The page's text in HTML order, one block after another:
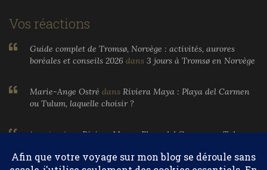
Vos réactions
Guide complet de Tromsø, Norvège : activités, aurores
boréales et conseils 2026 dans 3 jours à Tromsø en Norvège
Marie-Ange Ostré dans Riviera Maya : Playa del Carmen
ou Tulum, laquelle choisir ?
LarnierdansRiviera Maya : Playa del Carmen ou Tulum,